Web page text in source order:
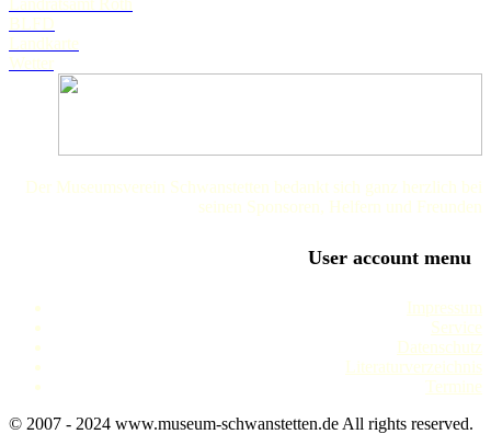
Landratsamt Roth
BLFD
Landkarte
Wetter
Der Museumsverein Schwanstetten bedankt sich ganz herzlich bei
seinen Sponsoren, Helfern und Freunden
User account menu
Impressum
Service
Datenschutz
Literaturverzeichnis
Termine
© 2007 - 2024 www.museum-schwanstetten.de All rights reserved.